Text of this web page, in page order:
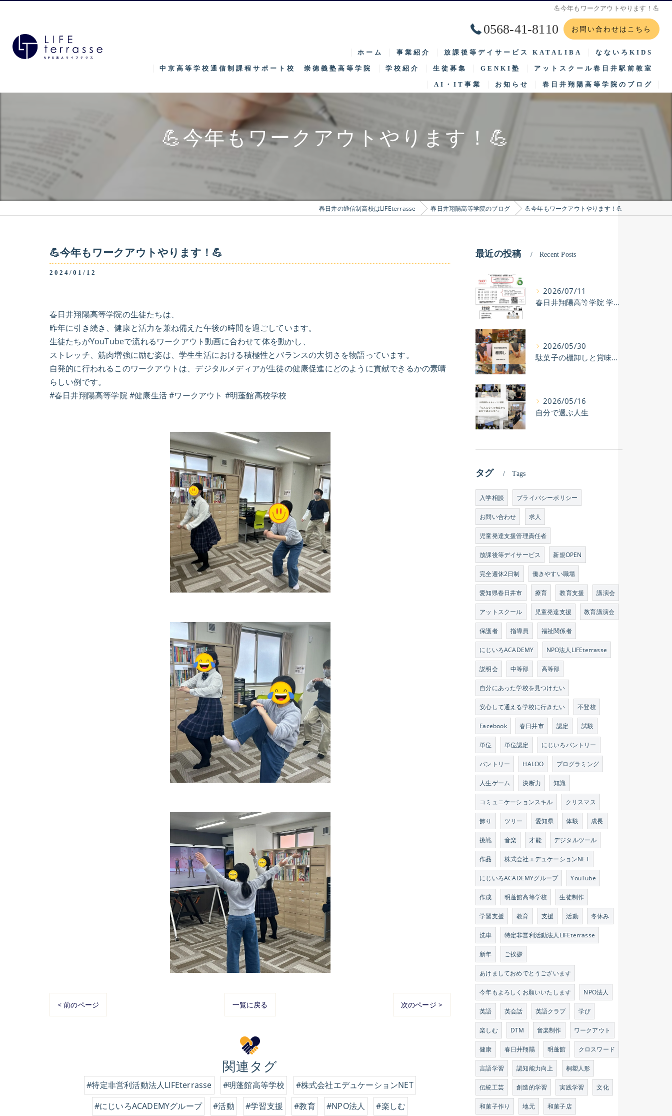
💪今年もワークアウトやります！💪
0568-41-8110 お問い合わせはこちら
ホーム 事業紹介 放課後等デイサービス KATALIBA
2025年度 保護者等からの評価集計結果（公表）
2026年 支援プログラム
なないろKIDS
2025年度 保護者等か
2025年度 事業所にお
2024年度 訪問施設先
中京高等学校通信制課程サポート校 崇徳義塾高等学院 学校紹介
学院長挨拶
カリキュラム
生徒募集
特待生入試
GENKI塾
子供と笑顔つなぐ場所ほっとすぽっと
自然体験
アットスクール春日井駅前教室
AI・IT事業 お知らせ 春日井翔陽高等学院のブログ
💪今年もワークアウトやります！💪
春日井の通信制高校はLIFEterrasse 春日井翔陽高等学院のブログ 💪今年もワークアウトやります！💪
💪今年もワークアウトやります！💪
2024/01/12
春日井翔陽高等学院の生徒たちは、
昨年に引き続き、健康と活力を兼ね備えた午後の時間を過ごしています。
生徒たちがYouTubeで流れるワークアウト動画に合わせて体を動かし、
ストレッチ、筋肉増強に励む姿は、学生生活における積極性とバランスの大切さを物語っています。
自発的に行われるこのワークアウトは、デジタルメディアが生徒の健康促進にどのように貢献できるかの素晴
らしい例です。
#春日井翔陽高等学院 #健康生活 #ワークアウト #明蓬館高校学校
< 前のページ 一覧に戻る 次のページ >
関連タグ
#特定非営利活動法人LIFEterrasse #明蓬館高等学校
#株式会社エデュケーションNET
#にじいろACADEMYグループ
#活動 #学習支援 #教育 #NPO法人
#楽しむ
最近の投稿 Recent Posts
2026/07/11
春日井翔陽高等学院 学校説明会開催！
2026/05/30
駄菓子の棚卸しと賞味期限チェック
2026/05/16
自分で選ぶ人生
タグ Tags
入学相談 プライバシーポリシー
お問い合わせ 求人
児童発達支援管理責任者
放課後等デイサービス 新規OPEN
完全週休2日制 働きやすい職場
愛知県春日井市 療育 教育支援 講演会
アットスクール 児童発達支援 教育講演会
保護者 指導員 福祉関係者
にじいろACADEMY NPO法人LIFEterrasse
説明会 中等部 高等部
自分にあった学校を見つけたい
安心して通える学校に行きたい 不登校
Facebook 春日井市 認定 試験
単位 単位認定 にじいろパントリー
パントリー HALOO プログラミング
人生ゲーム 決断力 知識
コミュニケーションスキル クリスマス
飾り ツリー 愛知県 体験 成長
挑戦 音楽 才能 デジタルツール
作品 株式会社エデュケーションNET
にじいろACADEMYグループ YouTube
作成 明蓬館高等学校 生徒制作
学習支援 教育 支援 活動 冬休み
洗車 特定非営利活動法人LIFEterrasse
新年 ご挨拶
あけましておめでとうございます
今年もよろしくお願いいたします NPO法人
英語 英会話 英語クラブ 学び
楽しむ DTM 音楽制作 ワークアウト
健康 春日井翔陽 明蓬館 クロスワード
言語学習 認知能力向上 桐塑人形
伝統工芸 創造的学習 実践学習 文化
和菓子作り 地元 和菓子店